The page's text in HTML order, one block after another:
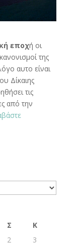
εποχή οι
της
αυτο είναι
Δίκαιης
τις
από την
Σ
Κ
2
3